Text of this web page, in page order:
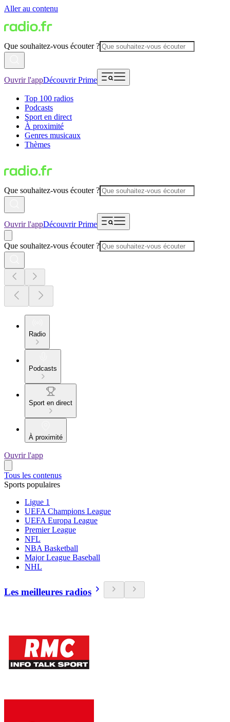
Aller au contenu
Que souhaitez-vous écouter ?
Ouvrir l'appDécouvrir Prime
Top 100 radios
Podcasts
Sport en direct
À proximité
Genres musicaux
Thèmes
Que souhaitez-vous écouter ?
Ouvrir l'appDécouvrir Prime
Que souhaitez-vous écouter ?
Radio
Podcasts
Sport en direct
À proximité
Ouvrir l'app
Tous les contenus
Sports populaires
Ligue 1
UEFA Champions League
UEFA Europa League
Premier League
NFL
NBA Basketball
Major League Baseball
NHL
Les meilleures radios